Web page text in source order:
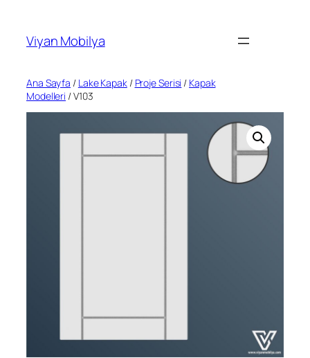
Viyan Mobilya
Ana Sayfa / Lake Kapak/ Proje Serisi / Kapak
Modelleri / V103